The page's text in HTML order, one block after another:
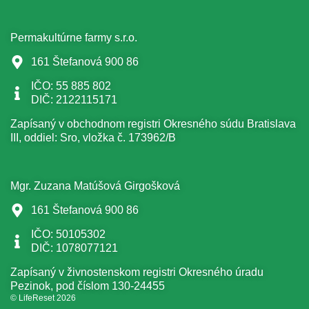
Permakultúrne farmy s.r.o.
161 Štefanová 900 86
IČO: 55 885 802
DIČ: 2122115171
Zapísaný v obchodnom registri Okresného súdu Bratislava
III, oddiel: Sro, vložka č. 173962/B
Mgr. Zuzana Matúšová Girgošková
161 Štefanová 900 86
IČO: 50105302
DIČ: 1078077121
Zapísaný v živnostenskom registri Okresného úradu
Pezinok, pod číslom 130-24455
© LifeReset 2026